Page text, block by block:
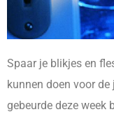
Spaar je blikjes en
kunnen doen voor
gebeurde deze week